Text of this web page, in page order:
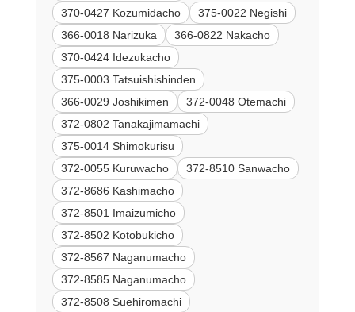
370-0427 Kozumidacho
375-0022 Negishi
366-0018 Narizuka
366-0822 Nakacho
370-0424 Idezukacho
375-0003 Tatsuishishinden
366-0029 Joshikimen
372-0048 Otemachi
372-0802 Tanakajimamachi
375-0014 Shimokurisu
372-0055 Kuruwacho
372-8510 Sanwacho
372-8686 Kashimacho
372-8501 Imaizumicho
372-8502 Kotobukicho
372-8567 Naganumacho
372-8585 Naganumacho
372-8508 Suehiromachi